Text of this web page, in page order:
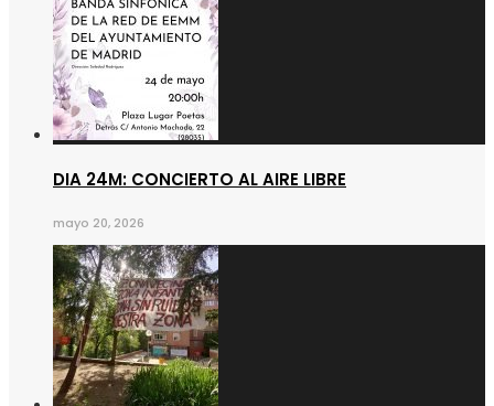
DIA 24M: CONCIERTO AL AIRE LIBRE
mayo 20, 2026